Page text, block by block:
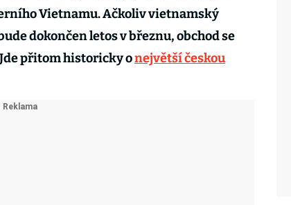
Vietnamu. Ačkoliv vietnamský
dokončen letos v březnu, obchod se
přitom historicky onejvětší českou